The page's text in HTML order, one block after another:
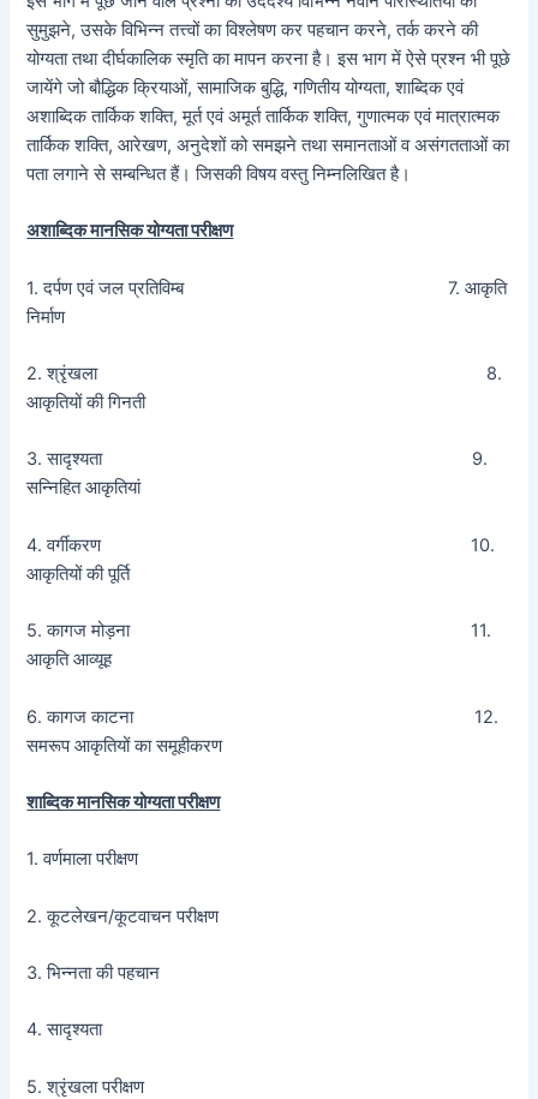
सुमुझने, उसके विभिन्न तत्त्वों का विश्लेषण कर पहचान करने, तर्क करने की
योग्यता तथा दीर्घकालिक स्मृति का मापन करना है। इस भाग में ऐसे प्रश्न भी पूछे
जायेंगे जो बौद्धिक क्रियाओं, सामाजिक बुद्धि, गणितीय योग्यता, शाब्दिक एवं
अशाब्दिक तार्किक शक्ति, मूर्त एवं अमूर्त तार्किक शक्ति, गुणात्मक एवं मात्रात्मक
तार्किक शक्ति, आरेखण, अनुदेशों को समझने तथा समानताओं व असंगतताओं का
पता लगाने से सम्बन्धित हैं। जिसकी विषय वस्तु निम्नलिखित है।
अशाब्दिक मानसिक योग्यता परीक्षण
1. दर्पण एवं जल प्रतिविम्ब 7. आकृति
निर्माण
2. श्रृंखला 8.
आकृतियों की गिनती
3. सादृश्यता 9.
सन्निहित आकृतियां
4. वर्गीकरण 10.
आकृतियों की पूर्ति
5. कागज मोड़ना 11.
आकृति आव्यूह
6. कागज काटना 12.
समरूप आकृतियों का समूहीकरण
शाब्दिक मानसिक योग्यता परीक्षण
1. वर्णमाला परीक्षण
2. कूटलेखन/कूटवाचन परीक्षण
3. भिन्नता की पहचान
4. सादृश्यता
5. श्रृंखला परीक्षण